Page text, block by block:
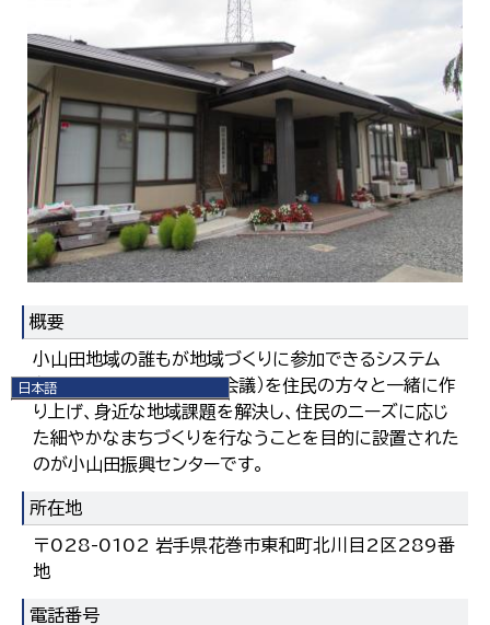
日本語
日本語
English
한국어
简体中文
繁體中文
概要
小山田地域の誰もが地域づくりに参加できるシステム
（小山田地域コミュニティ会議）を住民の方々と一緒に作
り上げ、身近な地域課題を解決し、住民のニーズに応じ
た細やかなまちづくりを行なうことを目的に設置された
のが小山田振興センターです。
所在地
〒028-0102 岩手県花巻市東和町北川目2区289番
地
電話番号